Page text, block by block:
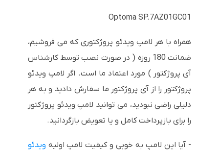
Optoma SP.7AZ01GC01
همراه با هر لامپ ویدئو پروژکتوری که می فروشیم،
ضمانت 180 روزه ( در صورت نصب توسط کارشناس
آی پروژکتور ) مورد اعتماد ما است. اگر لامپ ویدئو
پروژکتور را از آی پروژکتور ما سفارش دادید و به هر
دلیلی راضی نبودید، می توانید لامپ ویدئو پروژکتور
را برای بازپرداخت کامل و یا تعویض بازگردانید.
- آیا این لامپ به خوبی و کیفیت لامپ اولیه ویدئو